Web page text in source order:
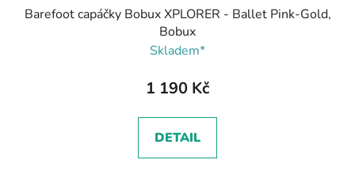
Barefoot capáčky Bobux XPLORER - Ballet Pink-Gold,
Bobux
Skladem*
1 190 Kč
DETAIL